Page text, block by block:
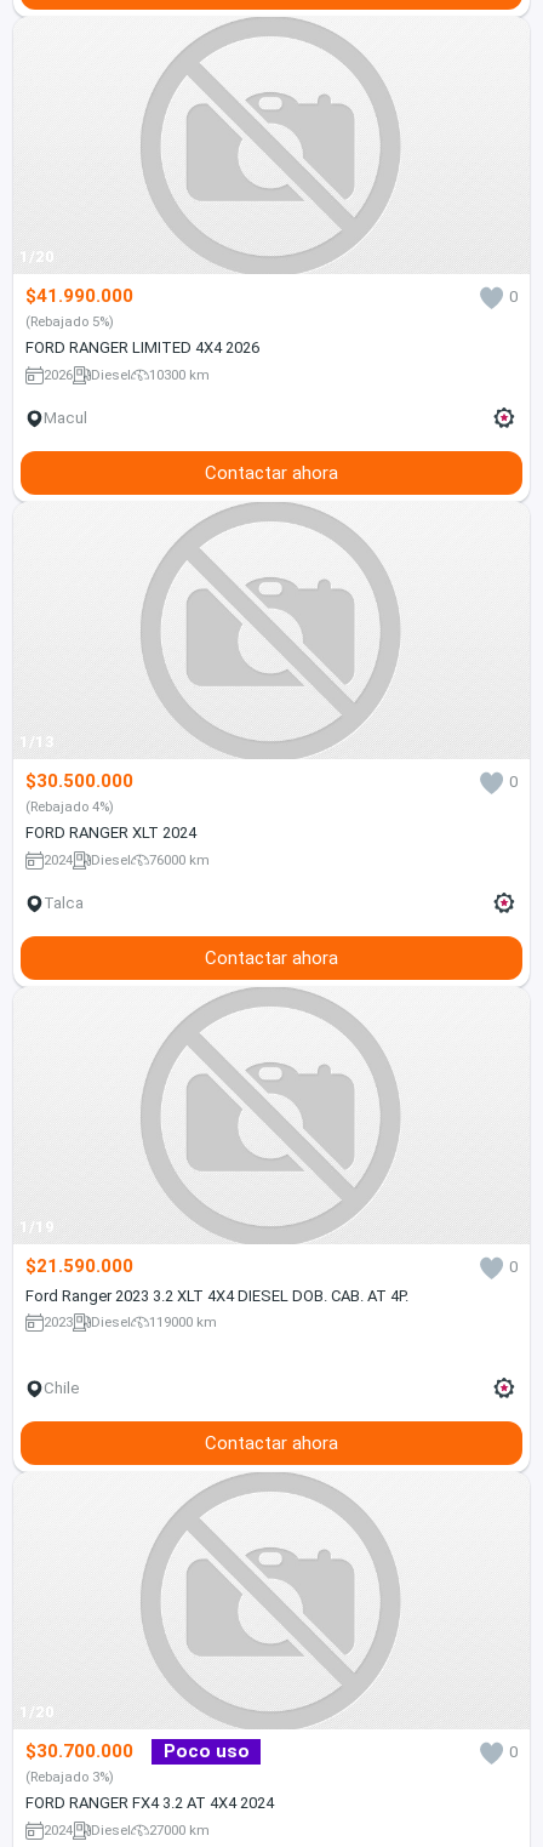
1/20
$41.990.000 0
(Rebajado 5%)
FORD RANGER LIMITED 4X4 2026
2026 Diesel 10300 km
Macul
Contactar ahora
1/13
$30.500.000 0
(Rebajado 4%)
FORD RANGER XLT 2024
2024 Diesel 76000 km
Talca
Contactar ahora
1/19
$21.590.000
0
Ford Ranger 2023 3.2 XLT 4X4 DIESEL DOB. CAB. AT 4P.
2023 Diesel 119000 km
Chile
Contactar ahora
1/20
$30.700.000 Poco uso 0
(Rebajado 3%)
FORD RANGER FX4 3.2 AT 4X4 2024
2024 Diesel 27000 km